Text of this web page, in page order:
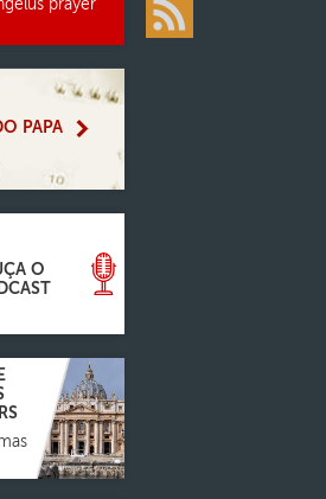
Rss
prayer
PAPA
O